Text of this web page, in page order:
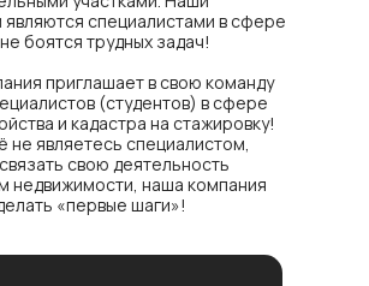
являются специалистами в сфере
боятся трудных задач!
приглашает в свою команду
(студентов) в сфере
и кадастра на стажировку!
не являетесь специалистом,
свою деятельность
недвижимости, наша компания
«первые шаги»!